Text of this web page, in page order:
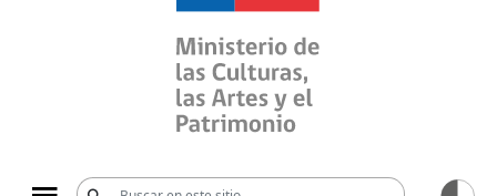
Ministerio de las